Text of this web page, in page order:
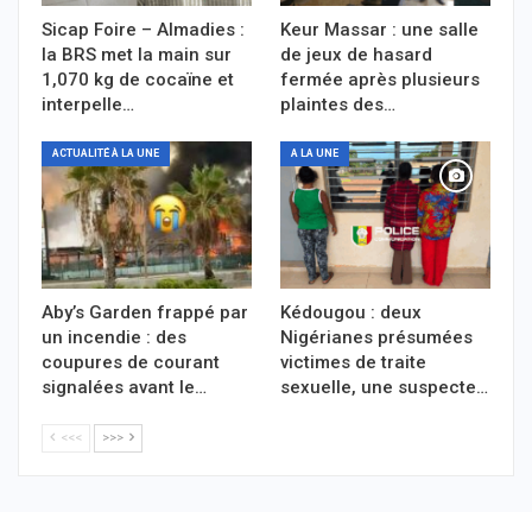
Sicap Foire – Almadies :
la BRS met la main sur
1,070 kg de cocaïne et
interpelle…
Keur Massar : une salle
de jeux de hasard
fermée après plusieurs
plaintes des…
ACTUALITÉ À LA UNE
Aby’s Garden frappé par
un incendie : des
coupures de courant
signalées avant le…
A LA UNE
Kédougou : deux
Nigérianes présumées
victimes de traite
sexuelle, une suspecte…
<<< >>>